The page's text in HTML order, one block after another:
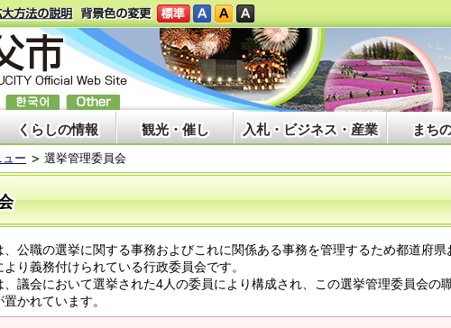
くらしの情報 観光・催し 入札・ビジネス・産業 まち
ー 選挙管理委員会
公職の選挙に関する事務およびこれに関係ある事務を管理するため都道府県
り義務付けられている行政委員会です。
議会において選挙された4人の委員により構成され、この選挙管理委員会の
かれています。